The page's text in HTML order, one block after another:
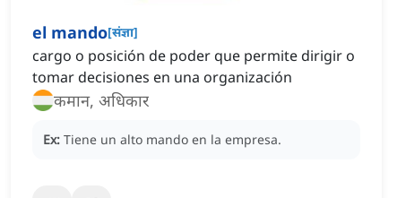
el mando[संज्ञा]
cargo o posición de poder que permite dirigir o
tomar decisiones en una organización
कमान, अधिकार
Ex: Tiene un alto mando en la empresa.